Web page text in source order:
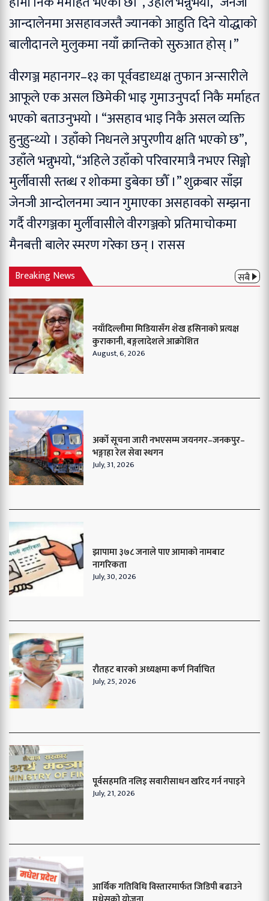
आन्दालेनमा असहावजस्तै ज्यानको आहुति दिने योद्धाको
बालीदानले मुलुकमा नयाँ क्रान्तिको सुरुआत होस् ।”
वीरगञ्ज महानगर–१३ का पूर्ववडाध्यक्ष तुफान अन्सारीले
आफूले एक असल छिमेकी भाइ गुमाउनुपर्दा निकै मर्माहत
भएको बताउनुभयो । “असहाव भाइ निकै असल व्यक्ति
हुनुहुन्थ्यो । उहाँको निधनले अपुरणीय क्षति भएको छ”,
उहाँले भन्नुभयो, “अहिले उहाँको परिवारमात्रै नभएर सिङ्गो
मुर्लीवासी स्तब्ध र शोकमा डुबेका छौँ ।” शुक्रबार साँझ
जेनजी आन्दोलनमा ज्यान गुमाएका असहावको सम्झना
गर्दै वीरगञ्जका मुर्लीवासीले वीरगञ्जको प्रतिमाचोकमा
मैनबत्ती बालेर स्मरण गरेका छन् । रासस
Breaking News सबै
नयाँदिल्लीमा मिडियासँग शेख हसिनाको प्रत्यक्ष
कुराकानी, बङ्गलादेशले आक्रोशित
August, 6, 2026
अर्को सूचना जारी नभएसम्म जयनगर–जनकपुर–
भङ्गाहा रेल सेवा स्थगन
July, 31, 2026
झापामा ३७८ जनाले पाए आमाको नामबाट
नागरिकता
July, 30, 2026
रौतहट बारको अध्यक्षमा कर्ण निर्वाचित
July, 25, 2026
पूर्वसहमति नलिइ सवारीसाधन खरिद गर्न नपाइने
July, 21, 2026
आर्थिक गतिविधि विस्तारमार्फत जिडिपी बढाउने